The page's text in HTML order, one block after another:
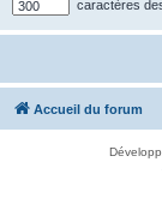
caractères
Accueil du forum